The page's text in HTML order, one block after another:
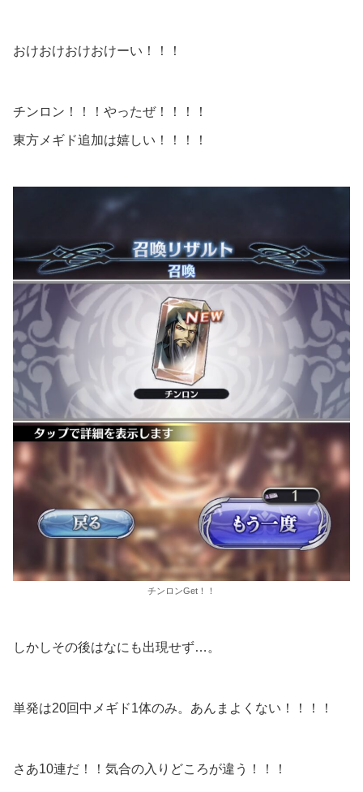
おけおけおけおけーい！！！
チンロン！！！やったぜ！！！！
東方メギド追加は嬉しい！！！！
チンロンGet！！
しかしその後はなにも出現せず…。
単発は20回中メギド1体のみ。あんまよくない！！！！
さあ10連だ！！気合の入りどころが違う！！！